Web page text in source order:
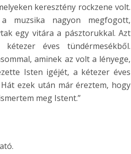
keresztény rockzene volt.
muzsika nagyon megfogott,
egy vitára a pásztorukkal. Azt
éves tündérmesékből.
aminek az volt a lényege,
Isten igéjét, a kétezer éves
ezek után már éreztem, hogy
meg Istent.”